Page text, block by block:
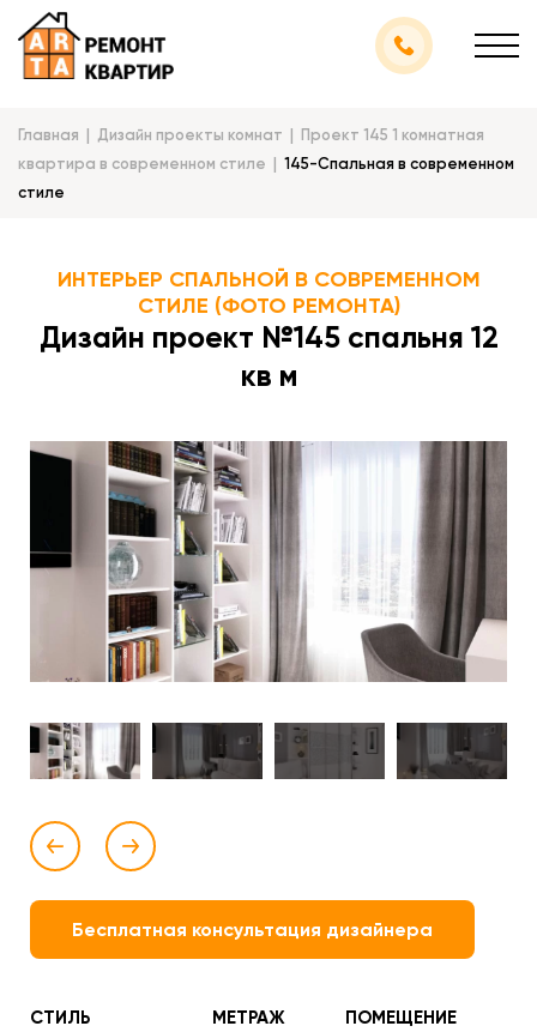
Главная Дизайн проекты комнат
Проект 145 1 комнатная
квартира в современном стиле
145-Спальная в современном
стиле
ИНТЕРЬЕР СПАЛЬНОЙ В СОВРЕМЕННОМ
СТИЛЕ (ФОТО РЕМОНТА)
Дизайн проект №145 спальня 12
кв м
Бесплатная консультация дизайнера
СТИЛЬ
МЕТРАЖ
ПОМЕЩЕНИЕ